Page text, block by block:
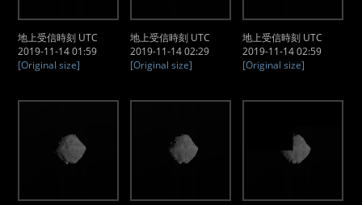
地上受信時刻 UTC
2019-11-14 01:59
[Original size]
地上受信時刻 UTC
2019-11-14 02:29
[Original size]
地上受信時刻 UTC
2019-11-14 02:59
[Original size]